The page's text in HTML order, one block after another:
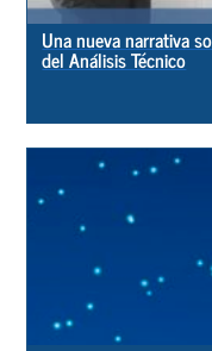
Una nueva narrativa
del Análisis Técnico